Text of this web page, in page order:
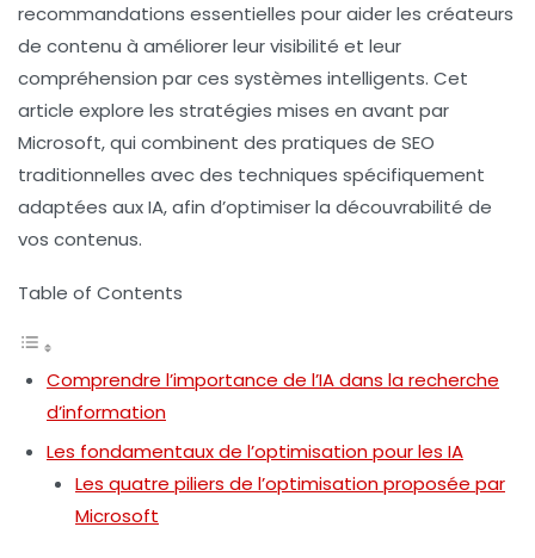
recommandations essentielles pour aider les créateurs
de contenu à améliorer leur visibilité et leur
compréhension par ces systèmes intelligents. Cet
article explore les stratégies mises en avant par
Microsoft, qui combinent des pratiques de SEO
traditionnelles avec des techniques spécifiquement
adaptées aux IA, afin d’optimiser la découvrabilité de
vos contenus.
Table of Contents
Comprendre l’importance de l’IA dans la recherche
d’information
Les fondamentaux de l’optimisation pour les IA
Les quatre piliers de l’optimisation proposée par
Microsoft